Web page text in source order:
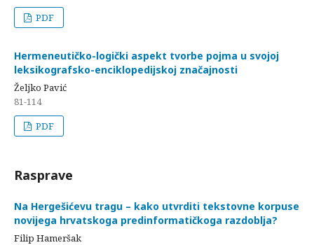
PDF
Hermeneutičko-logički aspekt tvorbe pojma u svojoj
leksikografsko-enciklopedijskoj značajnosti
Željko Pavić
81-114
PDF
Rasprave
Na Hergešićevu tragu – kako utvrditi tekstovne korpuse
novijega hrvatskoga predinformatičkoga razdoblja?
Filip Hameršak